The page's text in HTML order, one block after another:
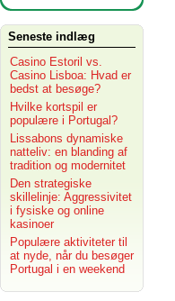
Seneste indlæg
Casino Estoril vs.
Casino Lisboa: Hvad er
bedst at besøge?
Hvilke kortspil er
populære i Portugal?
Lissabons dynamiske
natteliv: en blanding af
tradition og modernitet
Den strategiske
skillelinje: Aggressivitet
i fysiske og online
kasinoer
Populære aktiviteter til
at nyde, når du besøger
Portugal i en weekend